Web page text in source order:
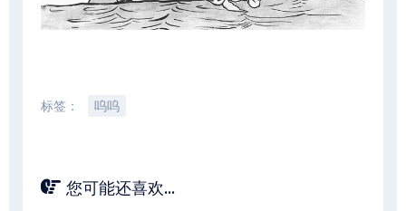
标签： 呜呜
您可能还喜欢...